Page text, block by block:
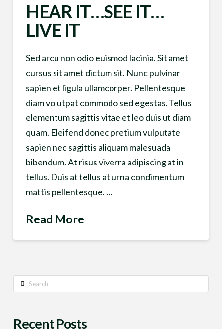
HEAR IT…SEE IT…
LIVE IT
Sed arcu non odio euismod lacinia. Sit amet
cursus sit amet dictum sit. Nunc pulvinar
sapien et ligula ullamcorper. Pellentesque
diam volutpat commodo sed egestas. Tellus
elementum sagittis vitae et leo duis ut diam
quam. Eleifend donec pretium vulputate
sapien nec sagittis aliquam malesuada
bibendum. At risus viverra adipiscing at in
tellus. Duis at tellus at urna condimentum
mattis pellentesque. …
Read More
Search
Recent Posts